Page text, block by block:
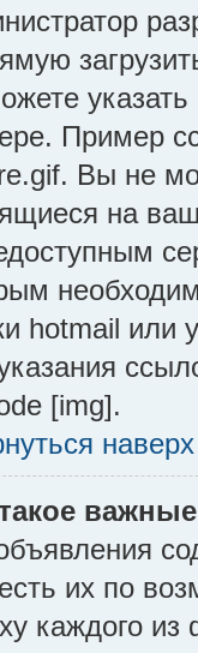
Пример
Вы не
на
hotmail или
[img].
наверх
их по
каждого